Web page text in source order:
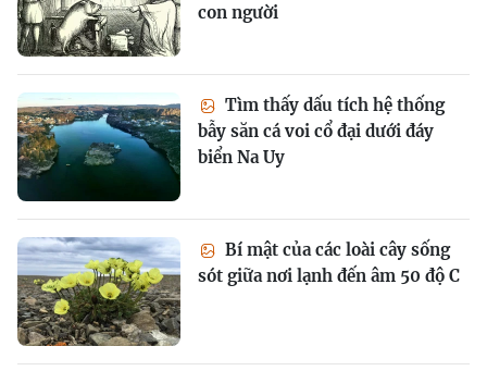
con người
Tìm thấy dấu tích hệ thống
bẫy săn cá voi cổ đại dưới đáy
biển Na Uy
Bí mật của các loài cây sống
sót giữa nơi lạnh đến âm 50 độ C